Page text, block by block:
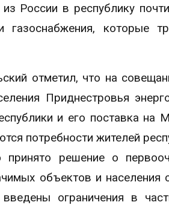
России в республику
газоснабжения, которые
отметил, что на
Приднестровья
и его поставка на
потребности жителей
решение о
объектов и населения
ограничения в